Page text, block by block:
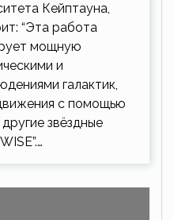
Кейптауна,
“Эта работа
мощную
и
галактик,
с помощью
звёздные